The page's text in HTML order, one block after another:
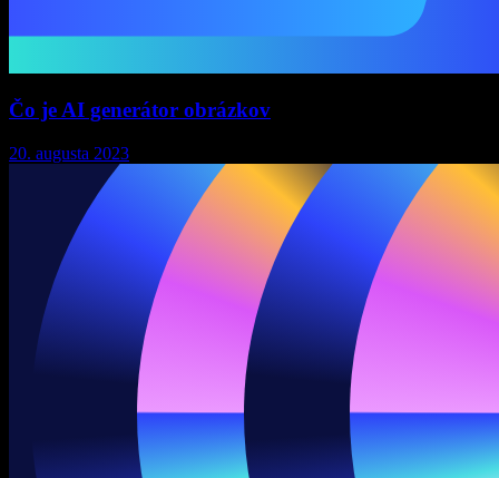
Čo je AI generátor obrázkov
20. augusta 2023